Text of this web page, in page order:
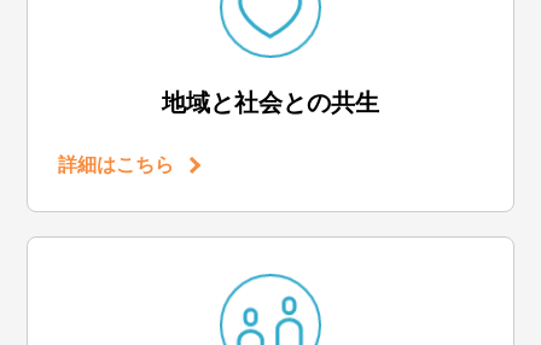
地域と社会との共生
詳細はこちら